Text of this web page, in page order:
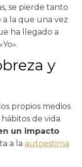
se pierde tanto
a la que una vez
ha llegado a
y
propios medios
de vida
un impacto
a la autoestima